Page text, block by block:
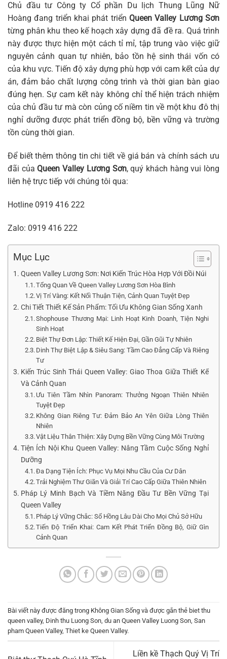
Chủ đầu tư Công ty Cổ phần Du lịch Thung Lũng Nữ
Hoàng đang triển khai phát triển Queen Valley Lương Sơn
từng phân khu theo kế hoạch xây dựng đã đề ra. Quá trình
này được thực hiện một cách tỉ mỉ, tập trung vào việc giữ
nguyên cảnh quan tự nhiên, bảo tồn hệ sinh thái vốn có
của khu vực. Tiến độ xây dựng phù hợp với cam kết của dự
án, đảm bảo chất lượng công trình và thời gian bàn giao
đúng hẹn. Sự cam kết này không chỉ thể hiện trách nhiệm
của chủ đầu tư mà còn củng cố niềm tin về một khu đô thị
nghỉ dưỡng được phát triển đồng bộ, bền vững và trường
tồn cùng thời gian.
Để biết thêm thông tin chi tiết về giá bán và chính sách ưu
đãi củaQueen Valley Lương Sơn, quý khách hàng vui lòng
liên hệ trực tiếp với chúng tôi qua:
Hotline 0919 416 222
Zalo: 0919 416 222
Mục Lục
Queen Valley Lương Sơn: Nơi Kiến Trúc Hòa Hợp Với Đồi Núi
Tổng Quan Về Queen Valley Lương Sơn Hòa Bình
Vị Trí Vàng: Kết Nối Thuận Tiện, Cảnh Quan Tuyệt Đẹp
Chi Tiết Thiết Kế Sản Phẩm: Tối Ưu Không Gian Sống Xanh
Shophouse Thương Mại: Linh Hoạt Kinh Doanh, Tiện Nghi
Sinh Hoạt
Biệt Thự Đơn Lập: Thiết Kế Hiện Đại, Gần Gũi Tự Nhiên
Dinh Thự Biệt Lập & Siêu Sang: Tầm Cao Đẳng Cấp Và Riêng
Tư
Kiến Trúc Sinh Thái Queen Valley: Giao Thoa Giữa Thiết Kế
Và Cảnh Quan
Ưu Tiên Tầm Nhìn Panoram: Thưởng Ngoạn Thiên Nhiên
Tuyệt Đẹp
Không Gian Riêng Tư: Đảm Bảo An Yên Giữa Lòng Thiên
Nhiên
Vật Liệu Thân Thiện: Xây Dựng Bền Vững Cùng Môi Trường
Tiện Ích Nội Khu Queen Valley: Nâng Tầm Cuộc Sống Nghỉ
Dưỡng
Đa Dạng Tiện Ích: Phục Vụ Mọi Nhu Cầu Của Cư Dân
Trải Nghiệm Thư Giãn Và Giải Trí Cao Cấp Giữa Thiên Nhiên
Pháp Lý Minh Bạch Và Tiềm Năng Đầu Tư Bền Vững Tại
Queen Valley
Pháp Lý Vững Chắc: Sổ Hồng Lâu Dài Cho Mọi Chủ Sở Hữu
Tiến Độ Triển Khai: Cam Kết Phát Triển Đồng Bộ, Giữ Gìn
Cảnh Quan
Bài viết này được đăng trong Không Gian Sống và được gắn thẻ biet thu
queen valley, Dinh thu Luong Son du an Queen Valley Luong Son San
pham Queen Valley, Thiet ke Queen Valley.
Liền kề Thạch Quý Vị Trí